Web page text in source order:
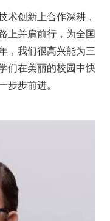
创新上合作深耕，
上并肩前行，为全国
，我们很高兴能为三
们在美丽的校园中快
步步前进。